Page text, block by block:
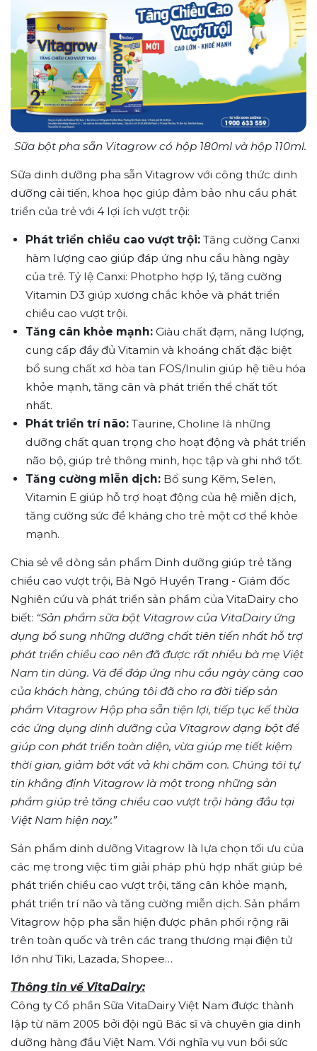
Sữa bột pha sẵn Vitagrow có hộp 180ml và hộp 110ml.
Sữa dinh dưỡng pha sẵn Vitagrow với công thức dinh
dưỡng cải tiến, khoa học giúp đảm bảo nhu cầu phát
triển của trẻ với 4 lợi ích vượt trội:
Phát triển chiều cao vượt trội: Tăng cường Canxi
hàm lượng cao giúp đáp ứng nhu cầu hàng ngày
của trẻ. Tỷ lệ Canxi: Photpho hợp lý, tăng cường
Vitamin D3 giúp xương chắc khỏe và phát triển
chiều cao vượt trội.
Tăng cân khỏe mạnh: Giàu chất đạm, năng lượng,
cung cấp đầy đủ Vitamin và khoáng chất đặc biệt
bổ sung chất xơ hòa tan FOS/Inulin giúp hệ tiêu hóa
khỏe mạnh, tăng cân và phát triển thể chất tốt
nhất.
Phát triển trí não: Taurine, Choline là những
dưỡng chất quan trọng cho hoạt động và phát triển
não bộ, giúp trẻ thông minh, học tập và ghi nhớ tốt.
Tăng cường miễn dịch: Bổ sung Kẽm, Selen,
Vitamin E giúp hỗ trợ hoạt động của hệ miễn dịch,
tăng cường sức đề kháng cho trẻ một cơ thể khỏe
mạnh.
Chia sẻ về dòng sản phẩm Dinh dưỡng giúp trẻ tăng
chiều cao vượt trội, Bà Ngô Huyền Trang - Giám đốc
Nghiên cứu và phát triển sản phẩm của VitaDairy cho
biết: “Sản phẩm sữa bột Vitagrow của VitaDairy ứng
dụng bổ sung những dưỡng chất tiên tiến nhất hỗ trợ
phát triển chiều cao nên đã được rất nhiều bà mẹ Việt
Nam tin dùng. Và để đáp ứng nhu cầu ngày càng cao
của khách hàng, chúng tôi đã cho ra đời tiếp sản
phẩm Vitagrow Hộp pha sẵn tiện lợi, tiếp tục kế thừa
các ứng dụng dinh dưỡng của Vitagrow dạng bột để
giúp con phát triển toàn diện, vừa giúp mẹ tiết kiệm
thời gian, giảm bớt vất vả khi chăm con. Chúng tôi tự
tin khẳng định Vitagrow là một trong những sản
phẩm giúp trẻ tăng chiều cao vượt trội hàng đầu tại
Việt Nam hiện nay.”
Sản phẩm dinh dưỡng Vitagrow là lựa chọn tối ưu của
các mẹ trong việc tìm giải pháp phù hợp nhất giúp bé
phát triển chiều cao vượt trội, tăng cân khỏe mạnh,
phát triển trí não và tăng cường miễn dịch. Sản phẩm
Vitagrow hộp pha sẵn hiện được phân phối rộng rãi
trên toàn quốc và trên các trang thương mại điện tử
lớn như Tiki, Lazada, Shopee…
Thông tin về VitaDairy:
Công ty Cổ phần Sữa VitaDairy Việt Nam được thành
lập từ năm 2005 bởi đội ngũ Bác sĩ và chuyên gia dinh
dưỡng hàng đầu Việt Nam. Với nghĩa vụ vun bồi sức